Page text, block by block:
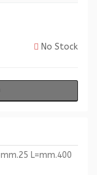
No Stock